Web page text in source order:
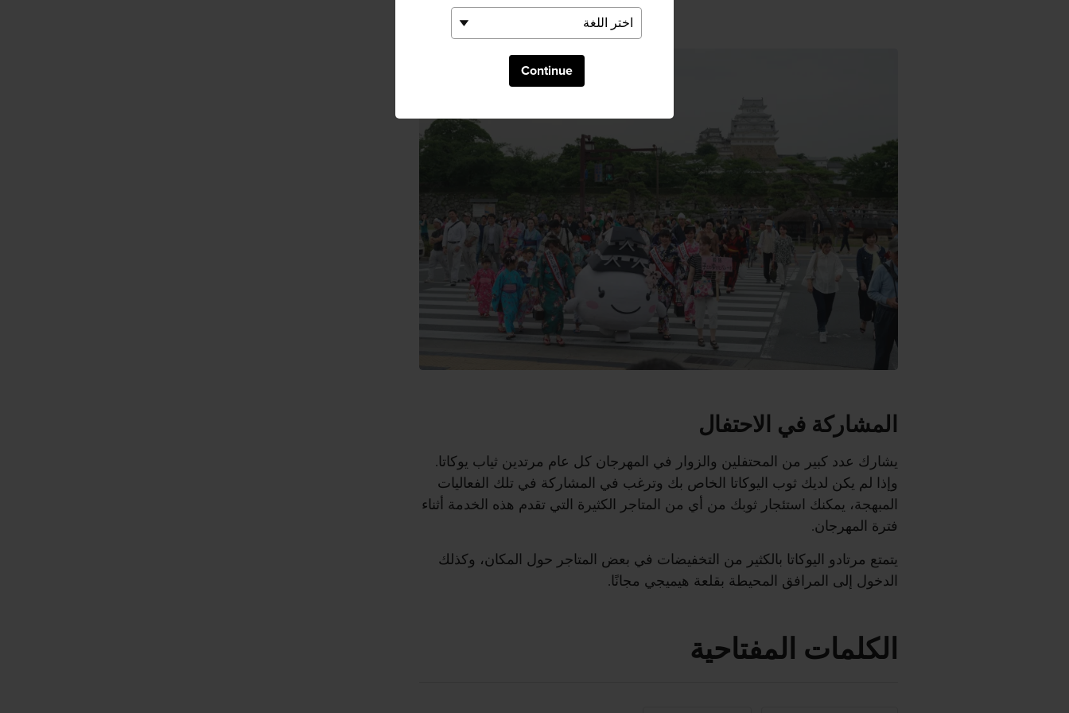
Continue
المشاركة في الاحتفال
يشارك عدد كبير من المحتفلين والزوار في المهرجان كل عام مرتدين ثياب يوكاتا.
وإذا لم يكن لديك ثوب اليوكاتا الخاص بك وترغب في المشاركة في تلك الفعاليات
المبهجة، يمكنك استئجار ثوبك من أي من المتاجر الكثيرة التي تقدم هذه الخدمة أثناء
فترة المهرجان.
يتمتع مرتادو اليوكاتا بالكثير من التخفيضات في بعض المتاجر حول المكان، وكذلك
الدخول إلى المرافق المحيطة بقلعة هيميجي مجانًا.
الكلمات المفتاحية